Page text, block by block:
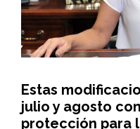
Estas
julio y agosto
protección para